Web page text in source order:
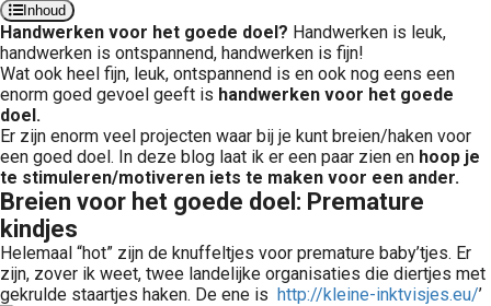
Inhoud
Handwerken voor het goede doel? Handwerken is leuk,
handwerken is ontspannend, handwerken is fijn!
Wat ook heel fijn, leuk, ontspannend is en ook nog eens een
enorm goed gevoel geeft is handwerken voor het goede
doel.
Er zijn enorm veel projecten waar bij je kunt breien/haken voor
een goed doel. In deze blog laat ik er een paar zien en hoop je
te stimuleren/motiveren iets te maken voor een ander.
Breien voor het goede doel: Premature
kindjes
Helemaal “hot” zijn de knuffeltjes voor premature baby’tjes. Er
zijn, zover ik weet, twee landelijke organisaties die diertjes met
gekrulde staartjes haken. De ene is http://kleine-inktvisjes.eu/’